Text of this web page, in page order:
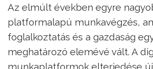
Az elmúlt években egyre
platformalapú munkavégzés,
foglalkoztatás és a gazdaság
meghatározó elemévé vált. A
munkaplatformok elterjedése